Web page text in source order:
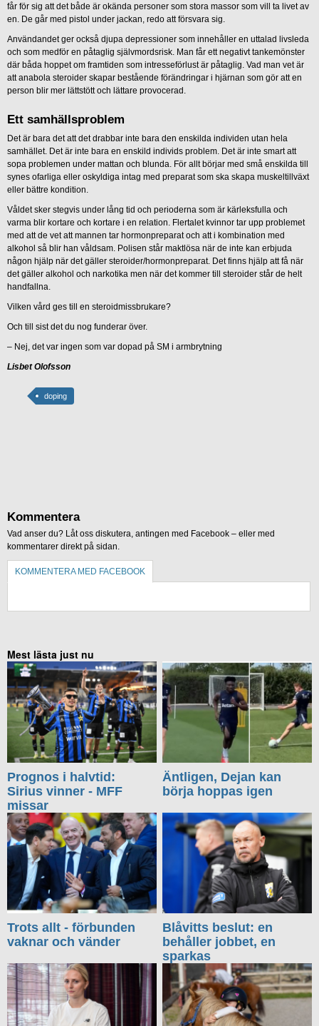
får för sig att det både är okända personer som stora massor som vill ta livet av
en. De går med pistol under jackan, redo att försvara sig.
Användandet ger också djupa depressioner som innehåller en uttalad livsleda
och som medför en påtaglig självmordsrisk. Man får ett negativt tankemönster
där båda hoppet om framtiden som intresseförlust är påtaglig. Vad man vet är
att anabola steroider skapar bestående förändringar i hjärnan som gör att en
person blir mer lättstött och lättare provocerad.
Ett samhällsproblem
Det är bara det att det drabbar inte bara den enskilda individen utan hela
samhället. Det är inte bara en enskild individs problem. Det är inte smart att
sopa problemen under mattan och blunda. För allt börjar med små enskilda till
synes ofarliga eller oskyldiga intag med preparat som ska skapa muskeltillväxt
eller bättre kondition.
Våldet sker stegvis under lång tid och perioderna som är kärleksfulla och
varma blir kortare och kortare i en relation. Flertalet kvinnor tar upp problemet
med att de vet att mannen tar hormonpreparat och att i kombination med
alkohol så blir han våldsam. Polisen står maktlösa när de inte kan erbjuda
någon hjälp när det gäller steroider/hormonpreparat. Det finns hjälp att få när
det gäller alkohol och narkotika men när det kommer till steroider står de helt
handfallna.
Vilken vård ges till en steroidmissbrukare?
Och till sist det du nog funderar över.
– Nej, det var ingen som var dopad på SM i armbrytning
Lisbet Olofsson
doping
Kommentera
Vad anser du? Låt oss diskutera, antingen med Facebook – eller med
kommentarer direkt på sidan.
KOMMENTERA MED FACEBOOK
Mest lästa just nu
Prognos i halvtid:
Sirius vinner - MFF
missar
Äntligen, Dejan kan
börja hoppas igen
Trots allt - förbunden
vaknar och vänder
Blåvitts beslut: en
behåller jobbet, en
sparkas